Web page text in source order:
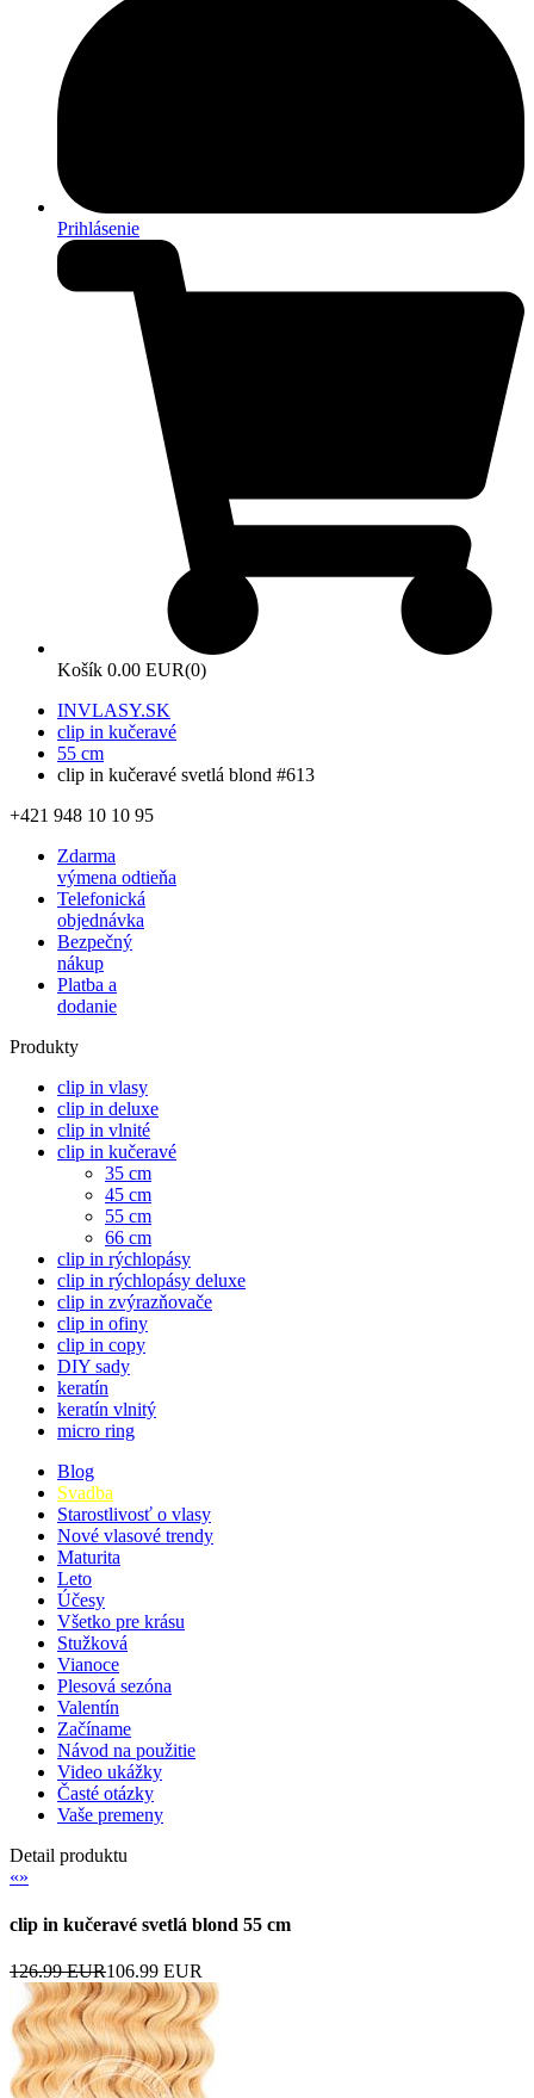
Prihlásenie
Košík 0.00 EUR(0)
INVLASY.SK
clip in kučeravé
55 cm
clip in kučeravé svetlá blond #613
+421 948 10 10 95
Zdarma
výmena odtieňa
Telefonická
objednávka
Bezpečný
nákup
Platba a
dodanie
Produkty
clip in vlasy
clip in deluxe
clip in vlnité
clip in kučeravé
35 cm
45 cm
55 cm
66 cm
clip in rýchlopásy
clip in rýchlopásy deluxe
clip in zvýrazňovače
clip in ofiny
clip in copy
DIY sady
keratín
keratín vlnitý
micro ring
Blog
Svadba
Starostlivosť o vlasy
Nové vlasové trendy
Maturita
Leto
Účesy
Všetko pre krásu
Stužková
Vianoce
Plesová sezóna
Valentín
Začíname
Návod na použitie
Video ukážky
Časté otázky
Vaše premeny
Detail produktu
«»
clip in kučeravé svetlá blond 55 cm
126.99 EUR106.99 EUR